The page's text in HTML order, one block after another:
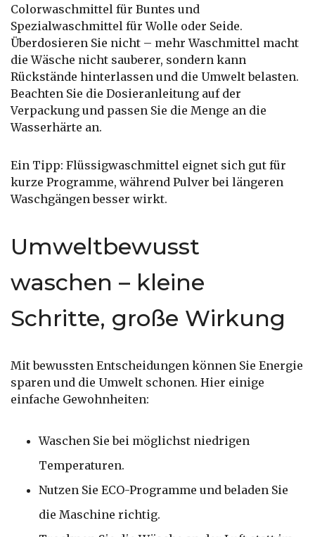
Colorwaschmittel für Buntes und
Spezialwaschmittel für Wolle oder Seide.
Überdosieren Sie nicht – mehr Waschmittel macht
die Wäsche nicht sauberer, sondern kann
Rückstände hinterlassen und die Umwelt belasten.
Beachten Sie die Dosieranleitung auf der
Verpackung und passen Sie die Menge an die
Wasserhärte an.
Ein Tipp: Flüssigwaschmittel eignet sich gut für
kurze Programme, während Pulver bei längeren
Waschgängen besser wirkt.
Umweltbewusst
waschen – kleine
Schritte, große Wirkung
Mit bewussten Entscheidungen können Sie Energie
sparen und die Umwelt schonen. Hier einige
einfache Gewohnheiten:
Waschen Sie bei möglichst niedrigen
Temperaturen.
Nutzen Sie ECO-Programme und beladen Sie
die Maschine richtig.